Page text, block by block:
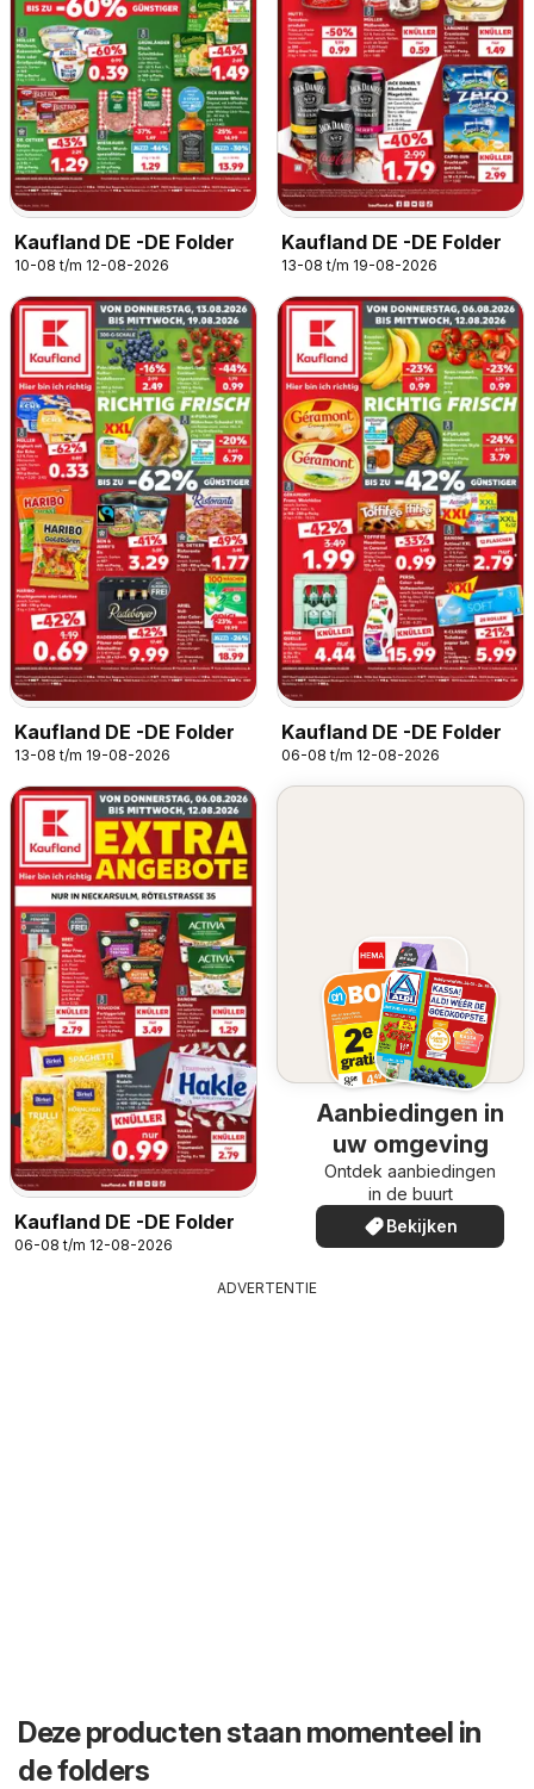
Kaufland DE -DE Folder
10-08 t/m 12-08-2026
Kaufland DE -DE Folder
13-08 t/m 19-08-2026
Kaufland DE -DE Folder
13-08 t/m 19-08-2026
Kaufland DE -DE Folder
06-08 t/m 12-08-2026
Kaufland DE -DE Folder
06-08 t/m 12-08-2026
Aanbiedingen in
uw omgeving
Ontdek aanbiedingen
in de buurt
Bekijken
ADVERTENTIE
Deze producten staan momenteel in
de folders